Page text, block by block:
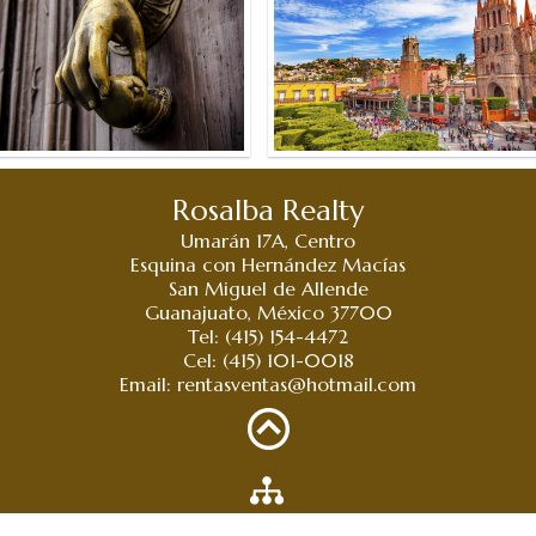
Rosalba Realty
Umarán 17A, Centro
Esquina con Hernández Macías
San Miguel de Allende
Guanajuato, México 37700
Tel: (415) 154-4472
Cel: (415) 101-0018
Email: rentasventas@hotmail.com